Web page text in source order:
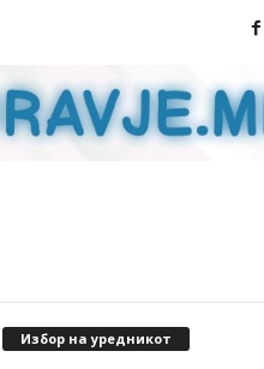
Избор на уредникот